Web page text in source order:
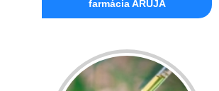
farmácia ARUJÁ